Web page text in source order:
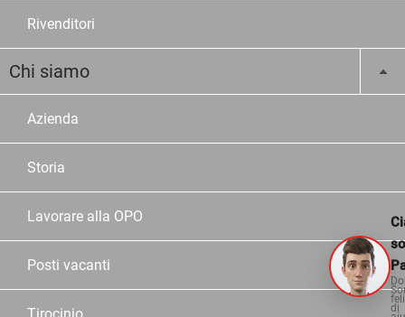
Rivenditori
Chi siamo
Azienda
Storia
Lavorare alla OPO
Posti vacanti
di